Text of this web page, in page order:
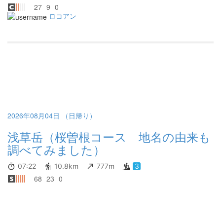
27 9 0
ロコアン
2026年08月04日 （日帰り）
浅草岳（桜曽根コース 地名の由来も
調べてみました）
07:22 10.8km 777m 3
68 23 0